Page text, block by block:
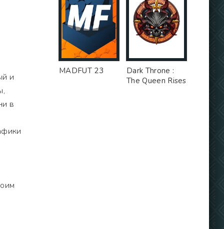
и
в
MADFUT 23
Dark Throne :
The Queen Rises